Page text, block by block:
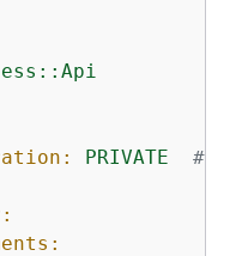
PRIVATE
#